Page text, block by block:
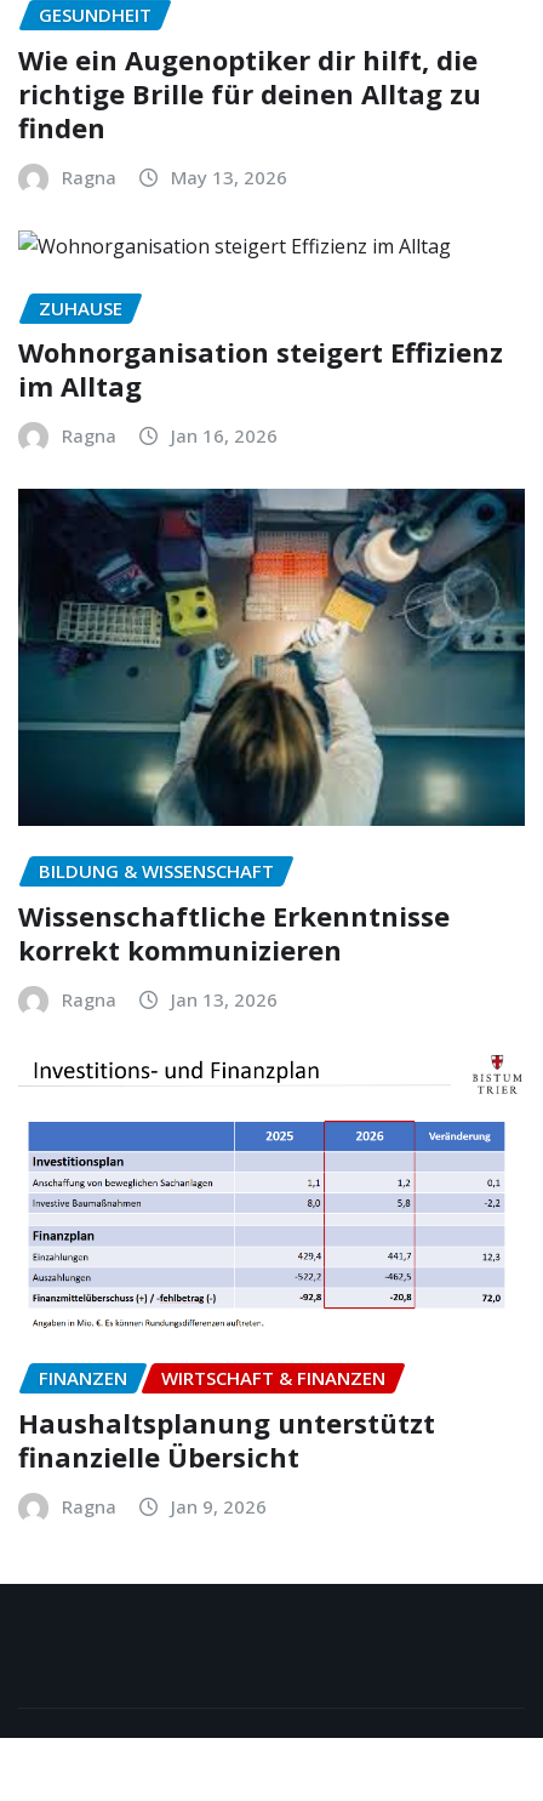
GESUNDHEIT
Wie ein Augenoptiker dir hilft, die
richtige Brille für deinen Alltag zu
finden
Ragna May 13, 2026
ZUHAUSE
Wohnorganisation steigert Effizienz
im Alltag
Ragna Jan 16, 2026
BILDUNG & WISSENSCHAFT
Wissenschaftliche Erkenntnisse
korrekt kommunizieren
Ragna Jan 13, 2026
FINANZEN WIRTSCHAFT & FINANZEN
Haushaltsplanung unterstützt
finanzielle Übersicht
Ragna Jan 9, 2026